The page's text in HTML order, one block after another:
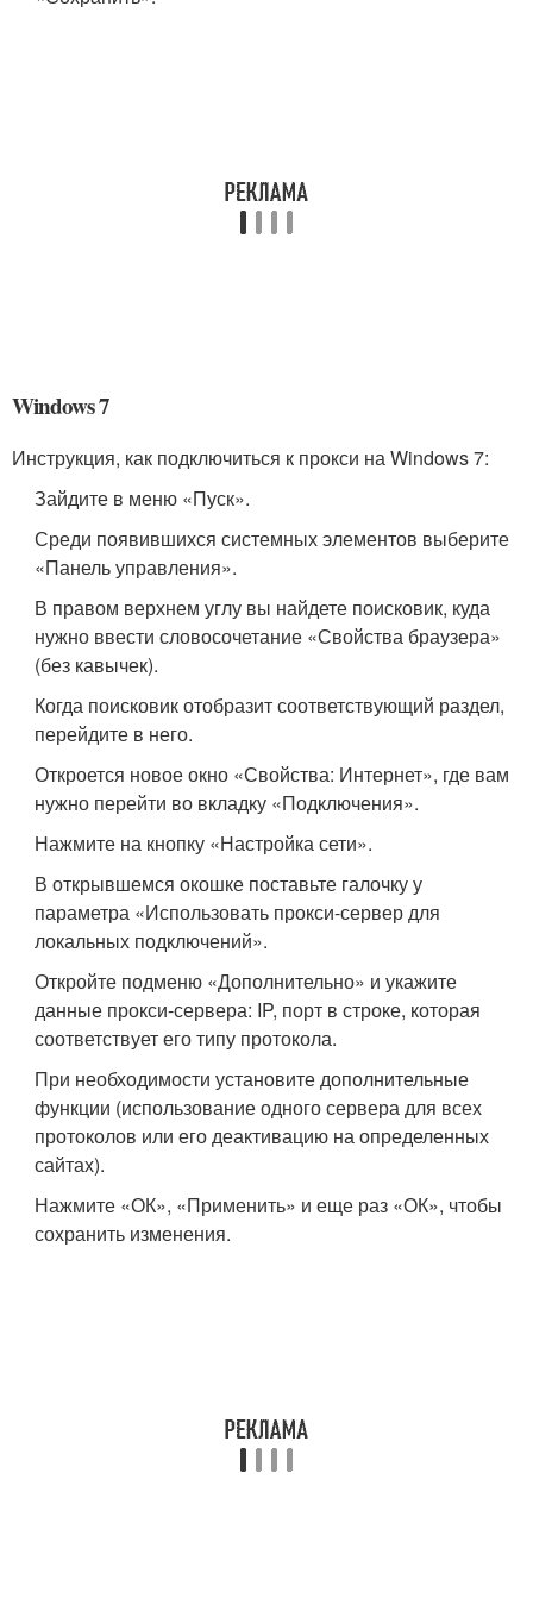
Windows 7
Инструкция, как подключиться к прокси на Windows 7:
Зайдите в меню «Пуск».
Среди появившихся системных элементов выберите
«Панель управления».
В правом верхнем углу вы найдете поисковик, куда
нужно ввести словосочетание «Свойства браузера»
(без кавычек).
Когда поисковик отобразит соответствующий раздел,
перейдите в него.
Откроется новое окно «Свойства: Интернет», где вам
нужно перейти во вкладку «Подключения».
Нажмите на кнопку «Настройка сети».
В открывшемся окошке поставьте галочку у
параметра «Использовать прокси-сервер для
локальных подключений».
Откройте подменю «Дополнительно» и укажите
данные прокси-сервера: IP, порт в строке, которая
соответствует его типу протокола.
При необходимости установите дополнительные
функции (использование одного сервера для всех
протоколов или его деактивацию на определенных
сайтах).
Нажмите «ОК», «Применить» и еще раз «ОК», чтобы
сохранить изменения.